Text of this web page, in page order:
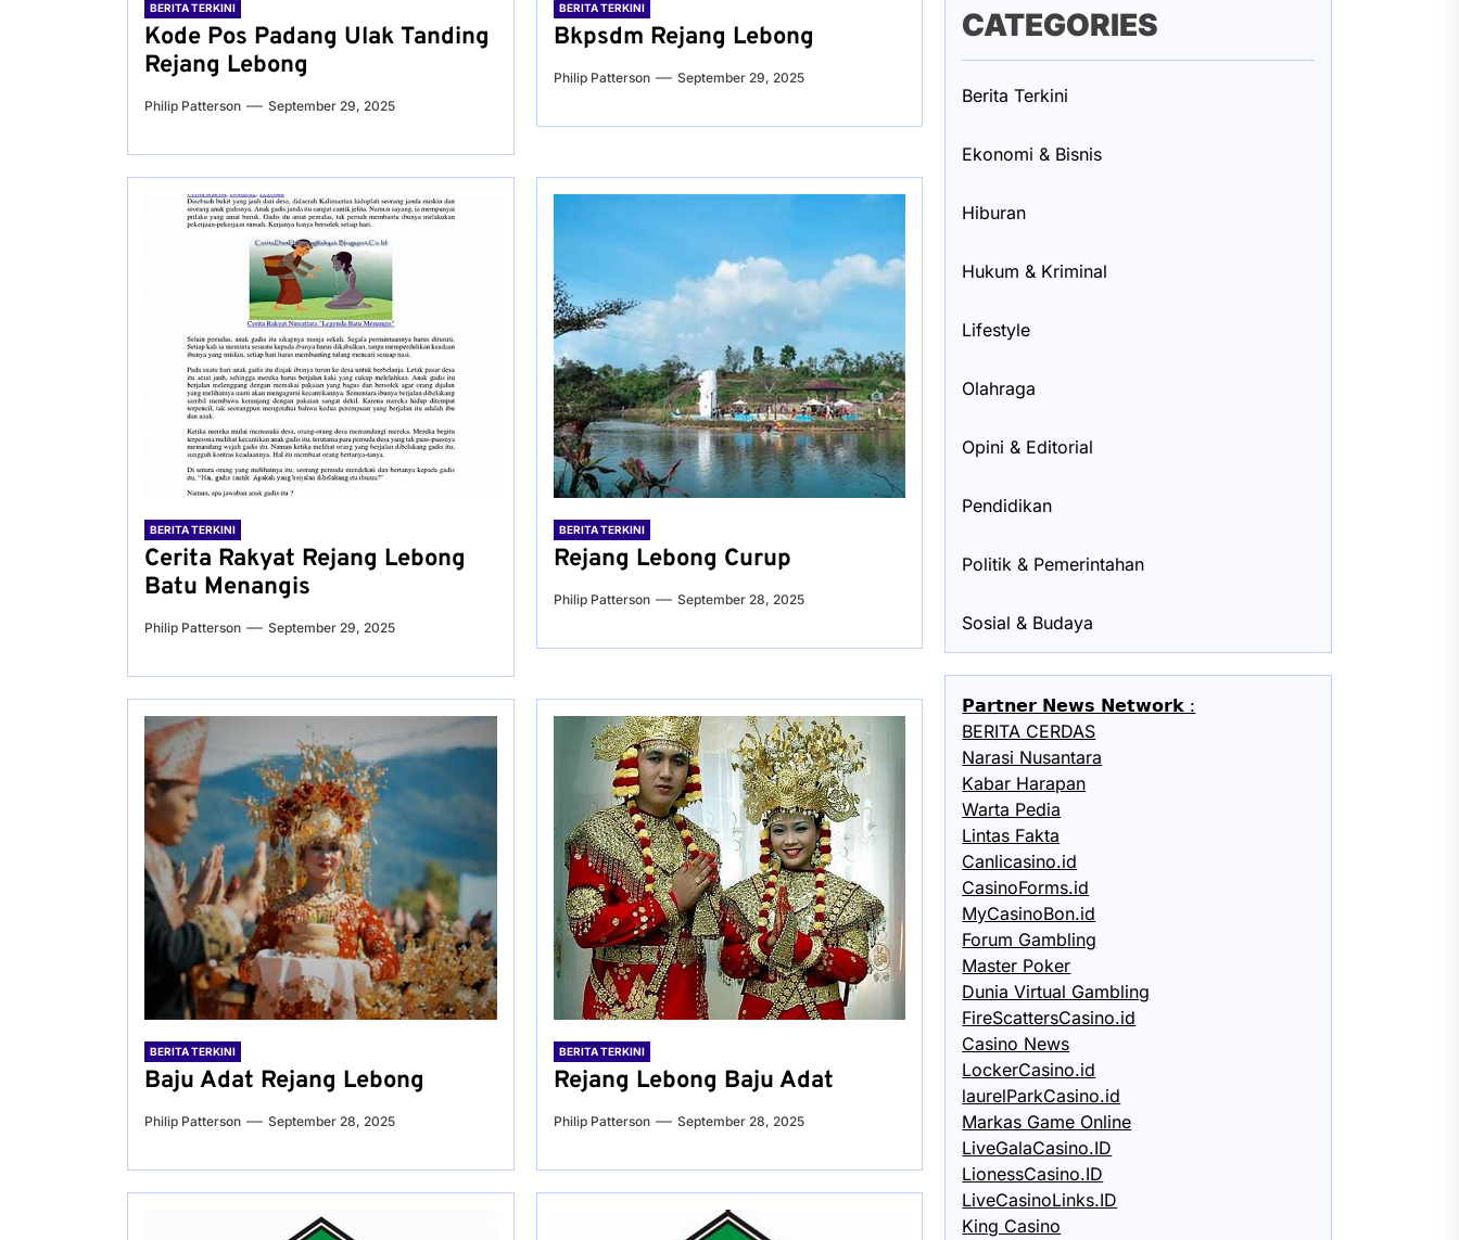
BERITA TERKINI
Kode Pos Padang Ulak Tanding
Rejang Lebong
Philip Patterson September 29, 2025
BERITA TERKINI
Bkpsdm Rejang Lebong
Philip Patterson September 29, 2025
BERITA TERKINI
Cerita Rakyat Rejang Lebong
Batu Menangis
Philip Patterson September 29, 2025
BERITA TERKINI
Rejang Lebong Curup
Philip Patterson September 28, 2025
BERITA TERKINI
Baju Adat Rejang Lebong
Philip Patterson September 28, 2025
BERITA TERKINI
Rejang Lebong Baju Adat
Philip Patterson September 28, 2025
CATEGORIES
Berita Terkini
Ekonomi & Bisnis
Hiburan
Hukum & Kriminal
Lifestyle
Olahraga
Opini & Editorial
Pendidikan
Politik & Pemerintahan
Sosial & Budaya
𝗣𝗮𝗿𝘁𝗻𝗲𝗿 𝗡𝗲𝘄𝘀 𝗡𝗲𝘁𝘄𝗼𝗿𝗸 :
BERITA CERDAS
Narasi Nusantara
Kabar Harapan
Warta Pedia
Lintas Fakta
Canlicasino.id
CasinoForms.id
MyCasinoBon.id
Forum Gambling
Master Poker
Dunia Virtual Gambling
FireScattersCasino.id
Casino News
LockerCasino.id
laurelParkCasino.id
Markas Game Online
LiveGalaCasino.ID
LionessCasino.ID
LiveCasinoLinks.ID
King Casino